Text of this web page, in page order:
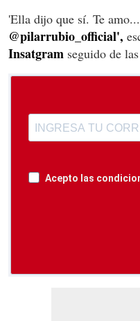
'Ella dijo que sí. Te
@pilarrubio_official',
Insatgram seguido de
Acepto las